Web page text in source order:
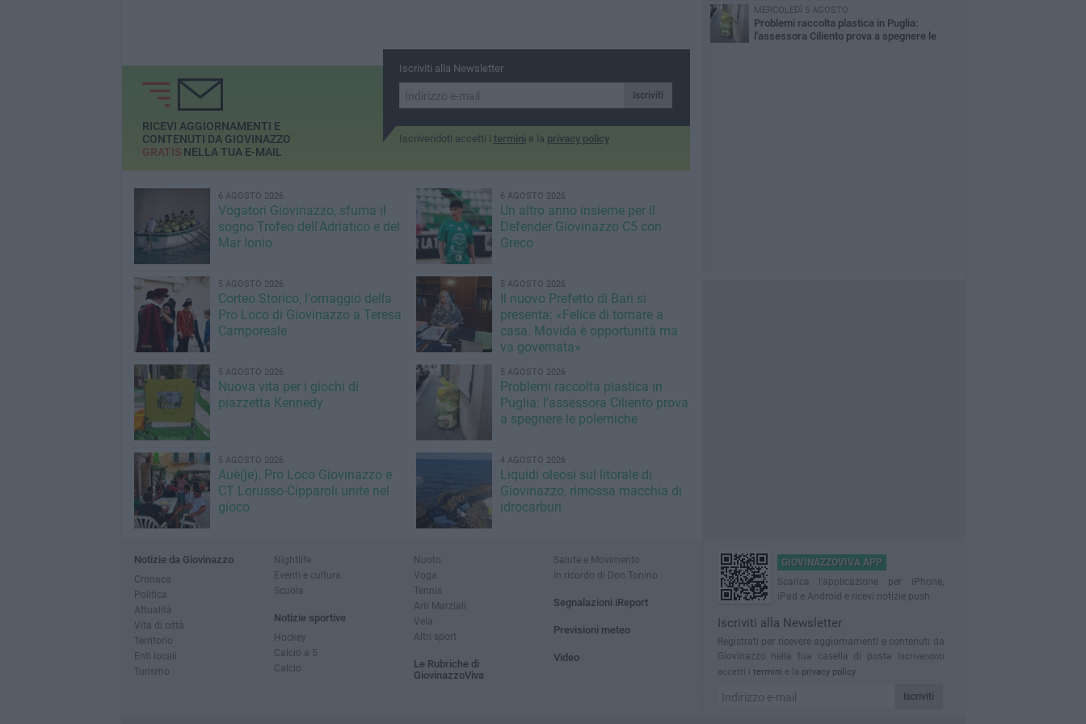
Iscriviti alla Newsletter
Iscriviti
Iscrivendoti accetti i termini e la privacy policy
RICEVI AGGIORNAMENTI E
CONTENUTI DA GIOVINAZZO
GRATISNELLA TUA E-MAIL
6 AGOSTO 2026
Vogatori Giovinazzo, sfuma il
sogno Trofeo dell'Adriatico e del
Mar Ionio
6 AGOSTO 2026
Un altro anno insieme per il
Defender Giovinazzo C5 con
Greco
5 AGOSTO 2026
Corteo Storico, l'omaggio della
Pro Loco di Giovinazzo a Teresa
Camporeale
5 AGOSTO 2026
Il nuovo Prefetto di Bari si
presenta: «Felice di tornare a
casa. Movida è opportunità ma
va governata»
5 AGOSTO 2026
Nuova vita per i giochi di
piazzetta Kennedy
5 AGOSTO 2026
Problemi raccolta plastica in
Puglia: l'assessora Ciliento prova
a spegnere le polemiche
5 AGOSTO 2026
Auè(je), Pro Loco Giovinazzo e
CT Lorusso-Cipparoli unite nel
gioco
4 AGOSTO 2026
Liquidi oleosi sul litorale di
Giovinazzo, rimossa macchia di
idrocarburi
4 anni di Sollecito
MERCOLEDÌ 5 AGOSTO
Problemi raccolta plastica in Puglia:
l'assessora Ciliento prova a spegnere le
Notizie da Giovinazzo
Cronaca
Politica
Attualità
Vita di città
Territorio
Enti locali
Turismo
Nightlife
Eventi e cultura
Scuola
Notizie sportive
Hockey
Calcio a 5
Calcio
Nuoto
Voga
Tennis
Arti Marziali
Vela
Altri sport
Le Rubriche di
GiovinazzoViva
Salute e Movimento
In ricordo di Don Tonino
Segnalazioni iReport
Previsioni meteo
Video
GIOVINAZZOVIVA APP
Scarica l'applicazione per iPhone,
iPad e Android e ricevi notizie push
Iscriviti alla Newsletter
Registrati per ricevere aggiornamenti e contenuti da
Giovinazzo nella tua casella di posta
Iscrivendoti
accetti i termini e la privacy policy
Iscriviti